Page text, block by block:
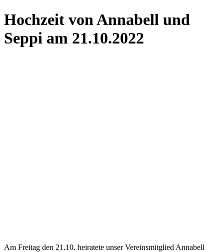
Hochzeit von Annabell und
Seppi am 21.10.2022
Am Freitag den 21.10. heiratete unser Vereinsmitglied Annabell